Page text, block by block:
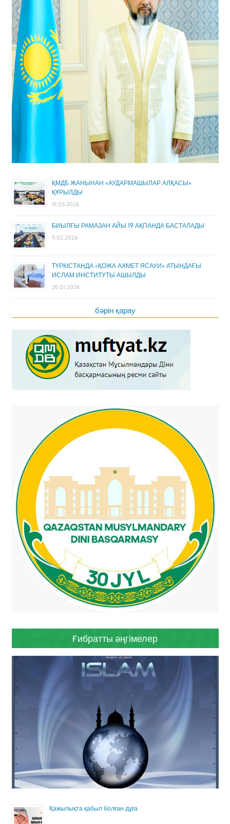
ҚМДБ ЖАНЫНАН «АУДАРМАШЫЛАР АЛҚАСЫ»
ҚҰРЫЛДЫ
19.05.2026
БИЫЛҒЫ РАМАЗАН АЙЫ 19 АҚПАНДА БАСТАЛАДЫ
11.02.2026
ТҮРКІСТАНДА «ҚОЖА АХМЕТ ЯСАУИ» АТЫНДАҒЫ
ИСЛАМ ИНСТИТУТЫ АШЫЛДЫ
20.01.2026
бәрін қарау
Ғибратты әңгімелер
Қажылықта қабыл болған дұға